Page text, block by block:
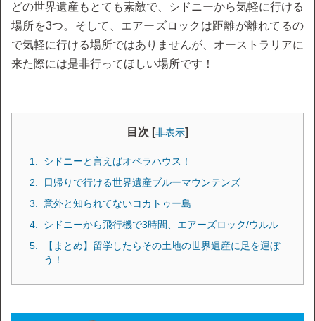
どの世界遺産もとても素敵で、シドニーから気軽に行ける
場所を3つ。そして、エアーズロックは距離が離れてるの
で気軽に行ける場所ではありませんが、オーストラリアに
来た際には是非行ってほしい場所です！
目次 [非表示]
シドニーと言えばオペラハウス！
日帰りで行ける世界遺産ブルーマウンテンズ
意外と知られてないコカトゥー島
シドニーから飛行機で3時間、エアーズロック/ウルル
【まとめ】留学したらその土地の世界遺産に足を運ぼ
う！